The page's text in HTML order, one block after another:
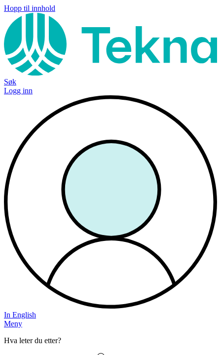
Hopp til innhold
Søk
Logg inn
In English
Meny
Hva leter du etter?